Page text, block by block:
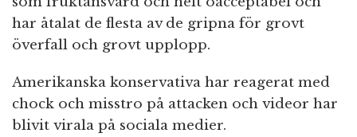
har åtalat de flesta av de gripna för grovt
överfall och grovt upplopp.
Amerikanska konservativa har reagerat med
chock och misstro på attacken och videor har
blivit virala på sociala medier.